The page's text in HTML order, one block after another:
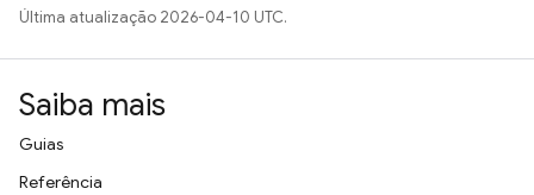
Última atualização 2026-04-10 UTC.
Saiba mais
Guias
Referência